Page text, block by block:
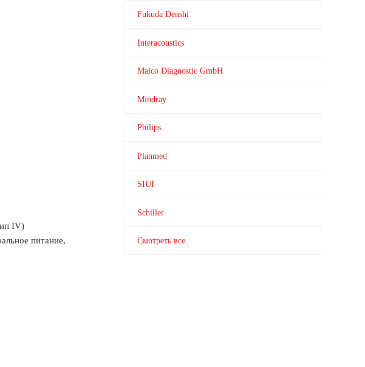
IV)
питание,
Fukuda Denshi
Interacoustics
Maico Diagnostic GmbH
Mindray
Philips
Planmed
SIUI
Schiller
Смотреть все